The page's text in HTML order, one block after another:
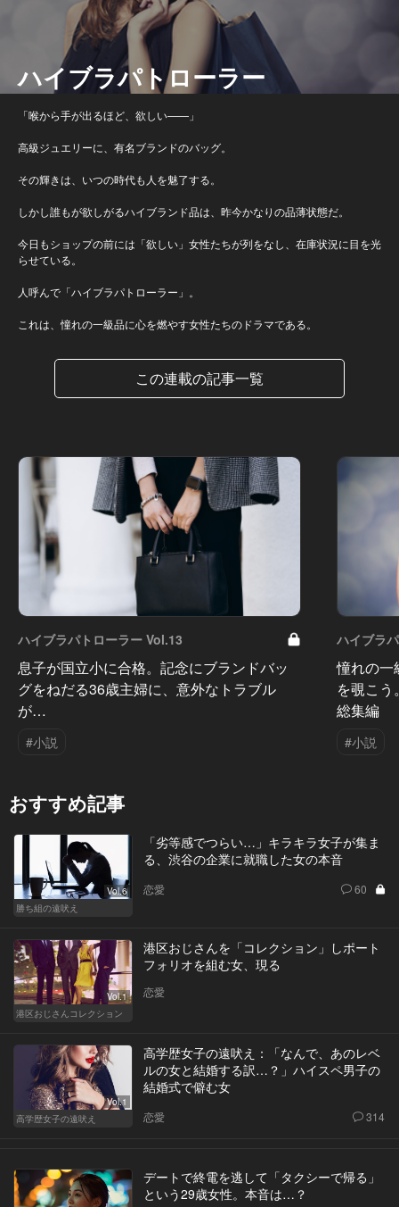
ハイブラパトローラー
「喉から手が出るほど、欲しい――」
高級ジュエリーに、有名ブランドのバッグ。
その輝きは、いつの時代も人を魅了する。
しかし誰もが欲しがるハイブランド品は、昨今かなりの品薄状態だ。
今日もショップの前には「欲しい」女性たちが列をなし、在庫状況に目を光
らせている。
人呼んで「ハイブラパトローラー」。
これは、憧れの一級品に心を燃やす女性たちのドラマである。
この連載の記事一覧
ハイブラパトローラー Vol.13
息子が国立小に合格。記念にブランドバッ
グをねだる36歳主婦に、意外なトラブル
が…
#小説
ハイブラ
憧れの一
を覗こ
総集編
#小説
おすすめ記事
Vol.6
勝ち組の遠吠え
「劣等感でつらい…」キラキラ女子が集ま
る、渋谷の企業に就職した女の本音
恋愛 60
Vol.1
港区おじさんコレクション
港区おじさんを「コレクション」しポート
フォリオを組む女、現る
恋愛
Vol.1
高学歴女子の遠吠え
高学歴女子の遠吠え：「なんで、あのレベ
ルの女と結婚する訳…？」ハイスペ男子の
結婚式で僻む女
恋愛 314
デートで終電を逃して「タクシーで帰る」
という29歳女性。本音は…？